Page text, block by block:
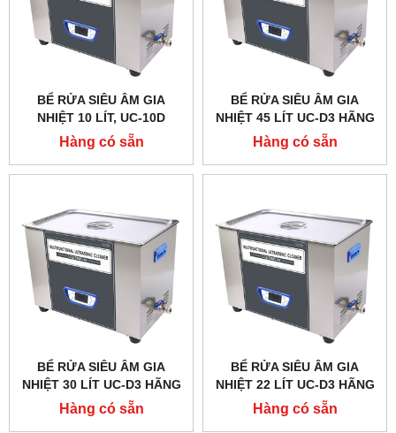
BỂ RỬA SIÊU ÂM GIA
NHIỆT 10 LÍT, UC-10D
HÃNG TAISITE
Hàng có sẵn
BỂ RỬA SIÊU ÂM GIA
NHIỆT 45 LÍT UC-D3 HÃNG
TAISITELAB
Hàng có sẵn
BỂ RỬA SIÊU ÂM GIA
NHIỆT 30 LÍT UC-D3 HÃNG
TAISITELAB
Hàng có sẵn
BỂ RỬA SIÊU ÂM GIA
NHIỆT 22 LÍT UC-D3 HÃNG
TAISITELAB
Hàng có sẵn